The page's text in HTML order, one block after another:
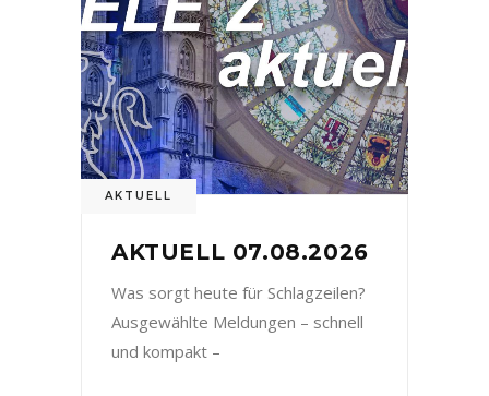
AKTUELL
AKTUELL 07.08.2026
Was sorgt heute für Schlagzeilen?
Ausgewählte Meldungen – schnell
und kompakt –